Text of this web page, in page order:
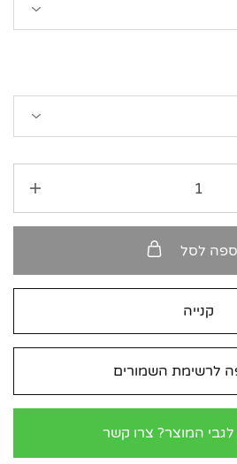
לסל
קנייה
לרשימת השמורים
המוצר? צרו קשר